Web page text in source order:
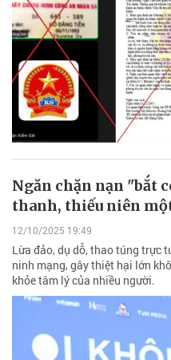
Ngăn chặn nạn "bắt
thanh, thiếu niên
12/10/2025 19:49
Lừa đảo, dụ dỗ, thao túng trực
ninh mạng, gây thiệt hại lớn
khỏe tâm lý của nhiều người.